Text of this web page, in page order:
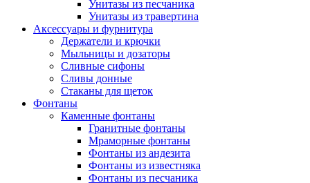
Унитазы из песчаника
Унитазы из травертина
Аксессуары и фурнитура
Держатели и крючки
Мыльницы и дозаторы
Сливные сифоны
Сливы донные
Стаканы для щеток
Фонтаны
Каменные фонтаны
Гранитные фонтаны
Мраморные фонтаны
Фонтаны из андезита
Фонтаны из известняка
Фонтаны из песчаника